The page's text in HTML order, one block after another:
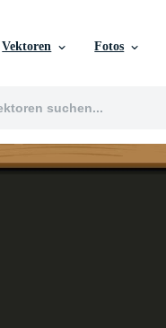
Vektoren Fotos